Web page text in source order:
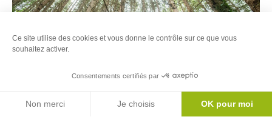
Ce site utilise des cookies et vous donne le contrôle sur ce que vous
souhaitez activer.
Consentements certifiés par
Non merci Je choisis
OK pour moi